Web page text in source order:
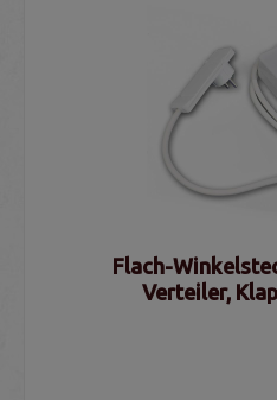
Flach-
Verteiler,